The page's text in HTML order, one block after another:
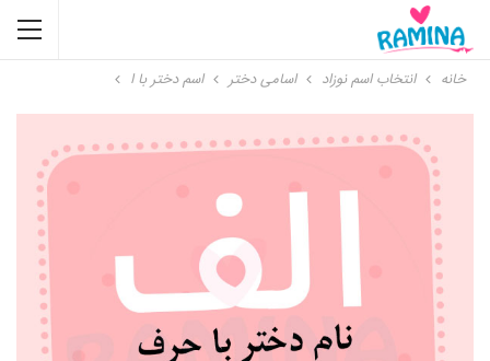
خانه انتخاب اسم نوزاد اسامی دختر اسم دختر با ا